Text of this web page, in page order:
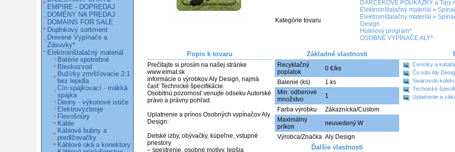
Kategórie tovaru
DARČEKOVÉ POUKÁŽKY a Tipy
Elektroinštalačný materiál »
Elektroinštalačný materiál »
Design
Hotelový program*
OSOBNÉ VYPÍNAČE ALY*
Popis k tovaru
Prečítajte si prosím na našej stránke
www.elmat.sk
informácie o výrobkov Aly Design, najmä
časť Technické špecifikácie.
Osobitnú pozornosť venujte odseku Autorské
právo a právny pohľad.
Uplatnenie a prínos Osobných vypínačov Aly
Design:
Detské izby, obývačky, kúpeľne, vstupné
priestory
– spestrenie, osobné motívy, lepšia
Základné vlastnosti
Recyklačný
poplatok
0 €/ks
Balenie (ks)
1 ks
Min. odberové
množstvo
1
Farba výrobku
Zákaznícka/Custom
Maximálny
príkon
neuvedený W
Výrobca/Značka Aly Design
Ďalšie vlastnosti
Cenníky a
Čo robí Aly
Swarovski
Technické
Uplatnenie a
EMPIRE - DOPREDAJ
DOMÉNY NA PREDAJ
DOMAINS FOR SALE
Doplnkový sortiment
Drevené Vypínače a
Zásuvky*
Elektroinštalačný materiál
Batérie spotrebné
Bleskozvod
Bužírky zmršťovacie 2:1
bez lepidla
Cín spájkovací - mäkká
spájka
Deony - výkonové ističe
Elektrovýzbroje
Flexošnúry
Káble
Káblové bubny a
predlžovačky
Káblové oká a konektory